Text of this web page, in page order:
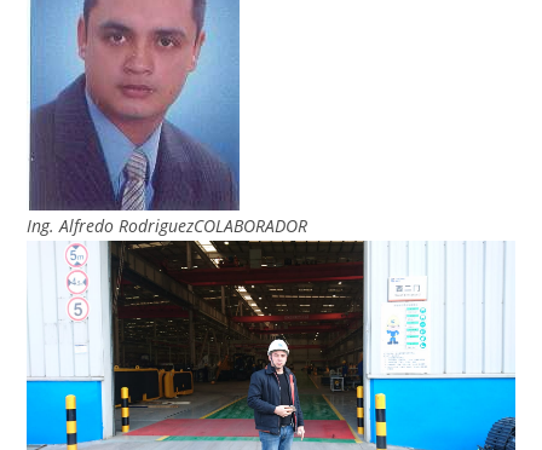
Ing. Alfredo RodriguezCOLABORADOR